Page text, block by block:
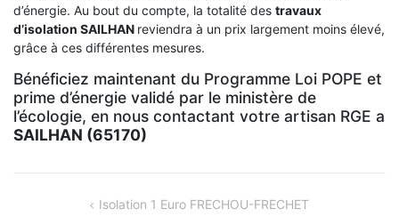
d’énergie. Au bout du compte, la totalité des travaux
d’isolation SAILHAN reviendra à un prix largement moins élevé,
grâce à ces différentes mesures.
Bénéficiez maintenant du Programme Loi POPE et
prime d’énergie validé par le ministère de
l’écologie, en nous contactant votre artisan RGE a
SAILHAN (65170)
NAVIGATIONIsolation 1 Euro FRECHOU-FRECHET